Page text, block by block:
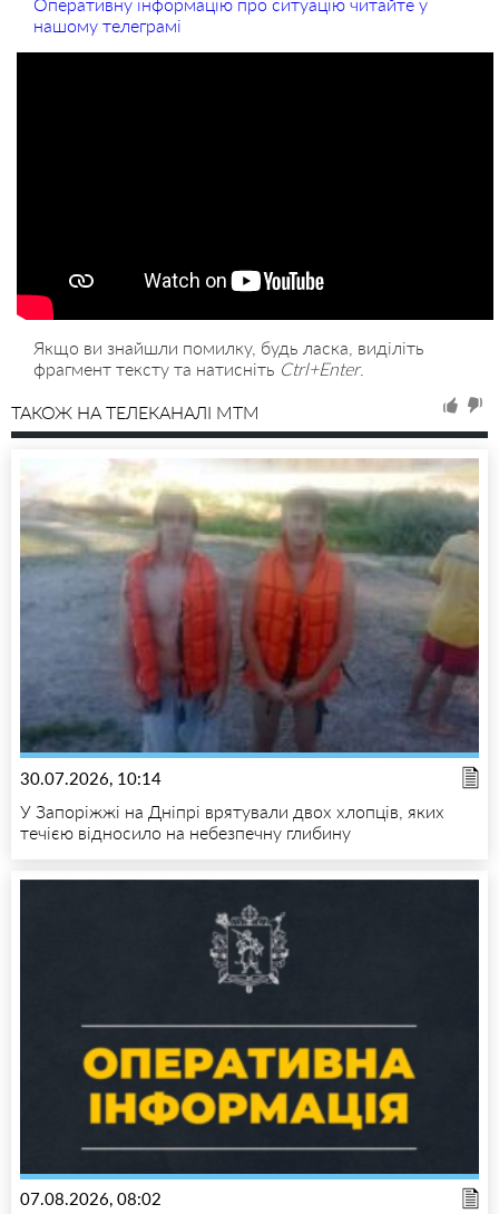
нашому телеграмі
Якщо ви знайшли помилку, будь ласка, виділіть
фрагмент тексту та натисніть Ctrl+Enter.
ТАКОЖ НА ТЕЛЕКАНАЛІ MTM
30.07.2026, 10:14
У Запоріжжі на Дніпрі врятували двох хлопців, яких
течією відносило на небезпечну глибину
07.08.2026, 08:02